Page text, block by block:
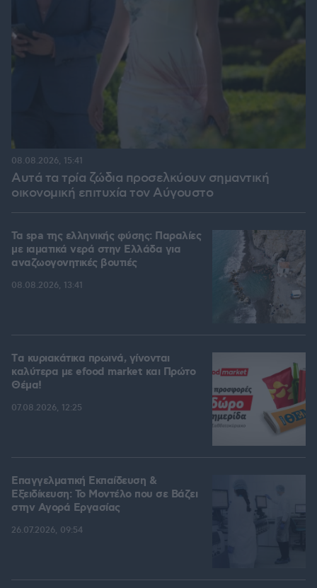
Αυτά τα τρία ζώδια προσελκύουν σημαντική
οικονομική επιτυχία τον Αύγουστο
08.08.2026, 15:41
Τα spa της ελληνικής φύσης: Παραλίες
με ιαματικά νερά στην Ελλάδα για
αναζωογονητικές βουτιές
08.08.2026, 13:41
Tα κυριακάτικα πρωινά, γίνονται
καλύτερα με efood market και Πρώτο
Θέμα!
07.08.2026, 12:25
Επαγγελματική Εκπαίδευση &
Εξειδίκευση: Το Mοντέλο που σε Bάζει
στην Aγορά Eργασίας
26.07.2026, 09:54